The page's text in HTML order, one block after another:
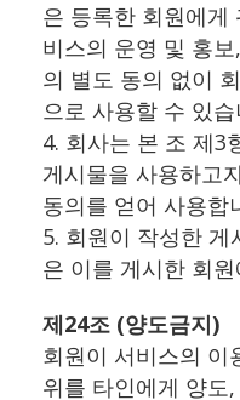
은 등록한 회원에게
비스의 운영 및 홍
의 별도 동의 없이
으로 사용할 수 있습
4. 회사는 본 조 제3
게시물을 사용하고
동의를 얻어 사용합
5. 회원이 작성한 게
은 이를 게시한 회
제24조 (양도금지)
회원이 서비스의 이
위를 타인에게 양도